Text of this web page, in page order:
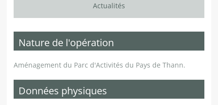
Actualités
Nature de l'opération
Aménagement du Parc d'Activités du Pays de Thann.
Données physiques